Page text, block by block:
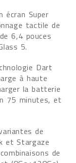
écran Super
tactile de
6,4 pouces
5.
Dart
à haute
la batterie
75 minutes, et
de
et Stargaze
de